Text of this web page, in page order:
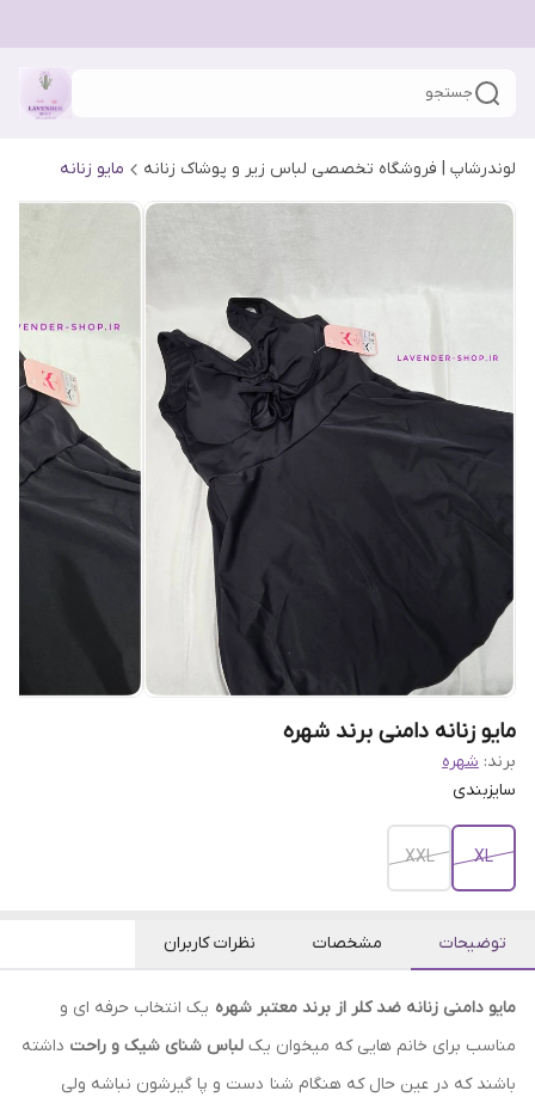
جستجو
لوندرشاپ | فروشگاه تخصصی لباس زیر و پوشاک زنانه مایو زنانه
مایو زنانه دامنی برند شهره
برند: شهره
سایزبندی
XL
XXL
توضیحات مشخصات نظرات کاربران
مایو دامنی زنانه ضد کلر از برند معتبر شهره یک انتخاب حرفه ای و
مناسب برای خانم هایی که میخوان یک لباس شنای شیک و راحت داشته
باشند که در عین حال که هنگام شنا دست و پا گیرشون نباشه ولی